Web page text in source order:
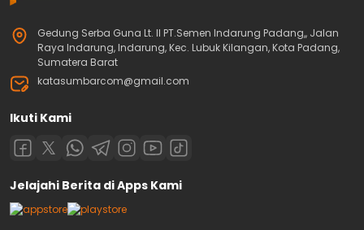
Gedung Serba Guna Lt. II PT.Semen Indarung Padang,, Jalan
Raya Indarung, Indarung, Kec. Lubuk Kilangan, Kota Padang,
Sumatera Barat
katasumbarcom@gmail.com
Ikuti Kami
Jelajahi Berita di Apps Kami